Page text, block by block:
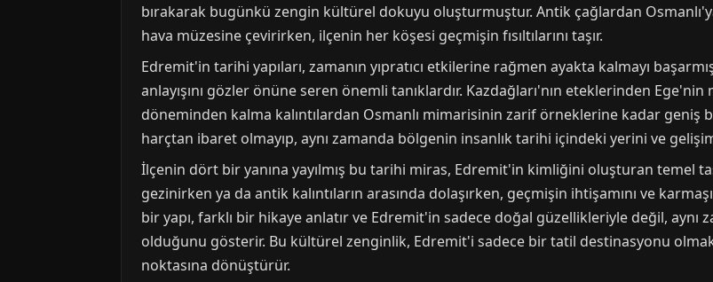
bırakarak bugünkü zengin kültürel dokuyu oluşturmuştur. Antik çağlardan
hava müzesine çevirirken, ilçenin her köşesi geçmişin fısıltılarını taşır.
Edremit'in tarihi yapıları, zamanın yıpratıcı etkilerine rağmen ayakta kalmayı
anlayışını gözler önüne seren önemli tanıklardır. Kazdağları'nın eteklerinden
döneminden kalma kalıntılardan Osmanlı mimarisinin zarif örneklerine kadar geniş
harçtan ibaret olmayıp, aynı zamanda bölgenin insanlık tarihi içindeki yerini ve
İlçenin dört bir yanına yayılmış bu tarihi miras, Edremit'in kimliğini oluşturan temel
gezinirken ya da antik kalıntıların arasında dolaşırken, geçmişin ihtişamını ve
bir yapı, farklı bir hikaye anlatır ve Edremit'in sadece doğal güzellikleriyle değil,
olduğunu gösterir. Bu kültürel zenginlik, Edremit'i sadece bir tatil destinasyonu
noktasına dönüştürür.